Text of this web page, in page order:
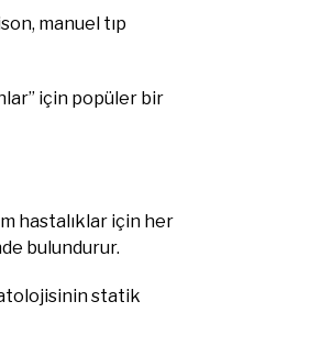
manuel tıp
için popüler bir
hastalıklar için her
bulundurur.
statik